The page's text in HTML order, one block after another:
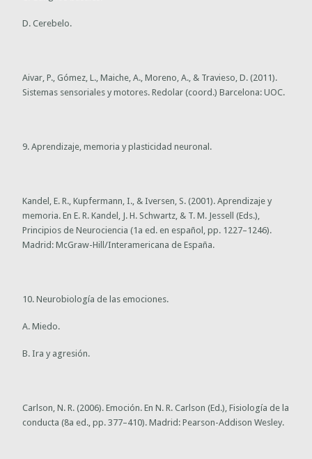
D. Cerebelo.
Aivar, P., Gómez, L., Maiche, A., Moreno, A., & Travieso, D. (2011).
Sistemas sensoriales y motores. Redolar (coord.) Barcelona: UOC.
9. Aprendizaje, memoria y plasticidad neuronal.
Kandel, E. R., Kupfermann, I., & Iversen, S. (2001). Aprendizaje y
memoria. En E. R. Kandel, J. H. Schwartz, & T. M. Jessell (Eds.),
Principios de Neurociencia (1a ed. en español, pp. 1227–1246).
Madrid: McGraw-Hill/Interamericana de España.
10. Neurobiología de las emociones.
A. Miedo.
B. Ira y agresión.
Carlson, N. R. (2006). Emoción. En N. R. Carlson (Ed.), Fisiología de la
conducta (8a ed., pp. 377–410). Madrid: Pearson-Addison Wesley.